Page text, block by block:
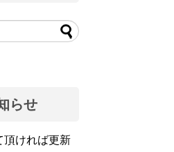
らせ
頂ければ更新